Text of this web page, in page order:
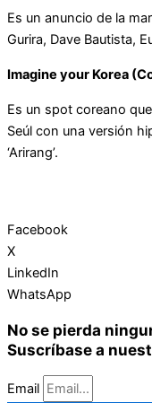
Es un anuncio de la
Gurira, Dave Bautista,
Imagine your Korea
Es un spot coreano
Seúl con una versión
‘Arirang’.
Facebook
X
LinkedIn
WhatsApp
No se pierda
Suscríbase a
Email